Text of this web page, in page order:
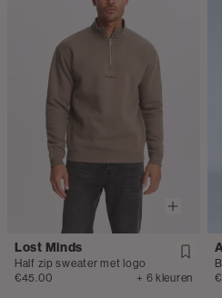
Lost Minds
Half zip sweater met logo
€45.00
+ 6 kleuren